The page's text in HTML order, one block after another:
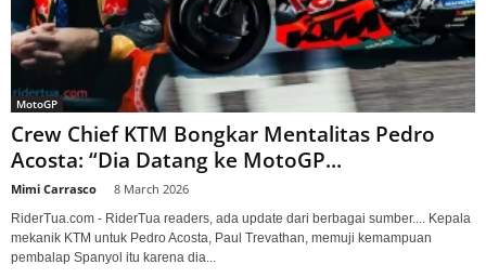
MotoGP
Crew Chief KTM Bongkar Mentalitas Pedro
Acosta: “Dia Datang ke MotoGP...
Mimi Carrasco 8 March 2026
RiderTua.com - RiderTua readers, ada update dari berbagai sumber.... Kepala
mekanik KTM untuk Pedro Acosta, Paul Trevathan, memuji kemampuan
pembalap Spanyol itu karena dia...